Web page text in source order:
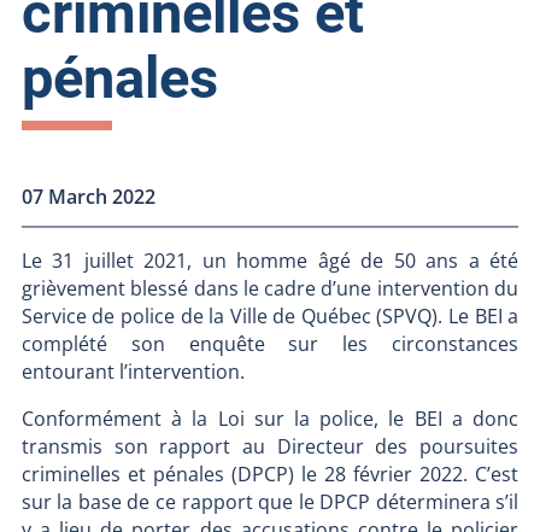
pénales
07 March 2022
Le 31 juillet 2021, un homme âgé de 50 ans a été
grièvement blessé dans le cadre d’une intervention du
Service de police de la Ville de Québec (SPVQ). Le BEI a
complété son enquête sur les circonstances
entourant l’intervention.
Conformément à la Loi sur la police, le BEI a donc
transmis son rapport au Directeur des poursuites
criminelles et pénales (DPCP) le 28 février 2022. C’est
sur la base de ce rapport que le DPCP déterminera s’il